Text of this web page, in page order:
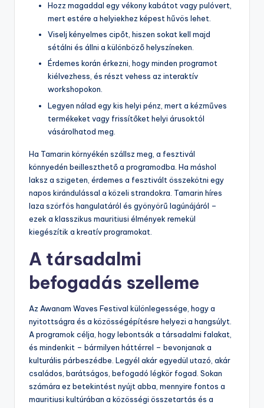
Hozz magaddal egy vékony kabátot vagy pulóvert,
mert estére a helyiekhez képest hűvös lehet.
Viselj kényelmes cipőt, hiszen sokat kell majd
sétálni és állni a különböző helyszíneken.
Érdemes korán érkezni, hogy minden programot
kiélvezhess, és részt vehess az interaktív
workshopokon.
Legyen nálad egy kis helyi pénz, mert a kézműves
termékeket vagy frissítőket helyi árusoktól
vásárolhatod meg.
Ha Tamarin környékén szállsz meg, a fesztivál
könnyedén beilleszthető a programodba. Ha máshol
laksz a szigeten, érdemes a fesztivált összekötni egy
napos kirándulással a közeli strandokra. Tamarin híres
laza szörfös hangulatáról és gyönyörű lagúnájáról –
ezek a klasszikus mauritiusi élmények remekül
kiegészítik a kreatív programokat.
A társadalmi
befogadás szelleme
Az Awanam Waves Festival különlegessége, hogy a
nyitottságra és a közösségépítésre helyezi a hangsúlyt.
A programok célja, hogy lebontsák a társadalmi falakat,
és mindenkit – bármilyen háttérrel – bevonjanak a
kulturális párbeszédbe. Legyél akár egyedül utazó, akár
családos, barátságos, befogadó légkör fogad. Sokan
számára ez betekintést nyújt abba, mennyire fontos a
mauritiusi kultúrában a közösségi összetartás és a